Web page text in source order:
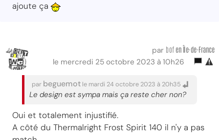
ajoute ça
par bof en Île-de-France
le mercredi 25 octobre 2023 à 10h26
par beguemot le mardi 24 octobre 2023 à 20h35
Le design est sympa mais ça reste cher non?
Oui et totalement injustifié.
A côté du Thermalright Frost Spirit 140 il n'y a pas